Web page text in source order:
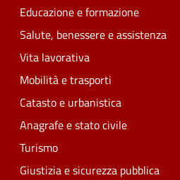
Educazione e formazione
Salute, benessere e assistenza
Vita lavorativa
Mobilità e trasporti
Catasto e urbanistica
Anagrafe e stato civile
Turismo
Giustizia e sicurezza pubblica